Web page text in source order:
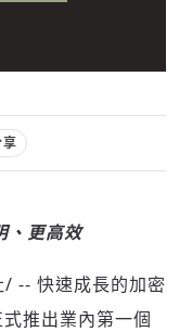
、更高效
-- 快速成長的加密
式推出業內第一個